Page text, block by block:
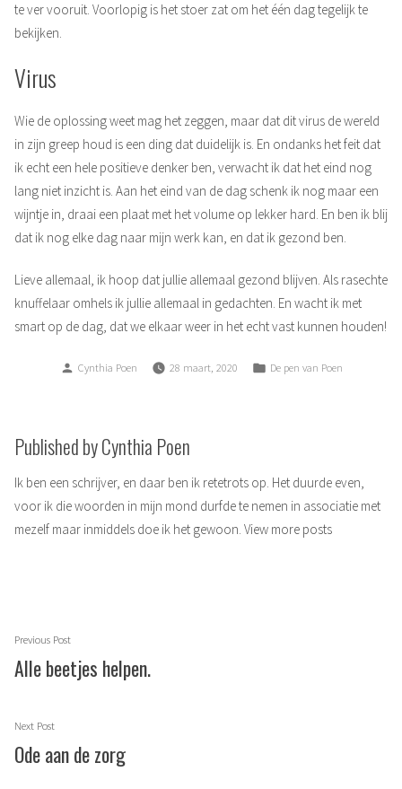
te ver vooruit. Voorlopig is het stoer zat om het één dag tegelijk te
bekijken.
Virus
Wie de oplossing weet mag het zeggen, maar dat dit virus de wereld
in zijn greep houd is een ding dat duidelijk is. En ondanks het feit dat
ik echt een hele positieve denker ben, verwacht ik dat het eind nog
lang niet inzicht is. Aan het eind van de dag schenk ik nog maar een
wijntje in, draai een plaat met het volume op lekker hard. En ben ik blij
dat ik nog elke dag naar mijn werk kan, en dat ik gezond ben.
Lieve allemaal, ik hoop dat jullie allemaal gezond blijven. Als rasechte
knuffelaar omhels ik jullie allemaal in gedachten. En wacht ik met
smart op de dag, dat we elkaar weer in het echt vast kunnen houden!
Posted
Cynthia Poen 28 maart, 2020
Posted
De pen van Poen
Published by Cynthia Poen
Ik ben een schrijver, en daar ben ik retetrots op. Het duurde even,
voor ik die woorden in mijn mond durfde te nemen in associatie met
mezelf maar inmiddels doe ik het gewoon. View more posts
Berichtnavigatie
Previous PostPrevious
post:
Alle beetjes helpen.
Next PostNext
post:
Ode aan de zorg